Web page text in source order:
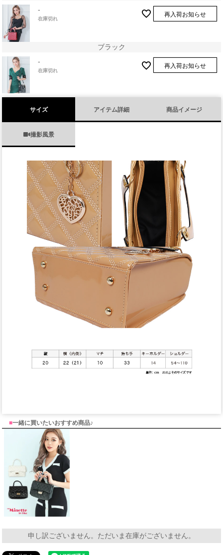
-
在庫切れ
再入荷お知らせ
ブラック
-
在庫切れ
再入荷お知らせ
サイズ アイテム詳細 商品イメージ
撮影風景
■一緒に買いたいおすすめ商品♪
申し訳ございません。ただいま在庫がございません。